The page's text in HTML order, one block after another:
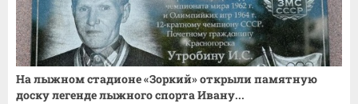
На лыжном стадионе «Зоркий» открыли памятную
доску легенде лыжного спорта Ивану...